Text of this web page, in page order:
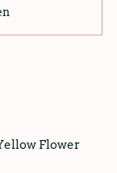
Flower